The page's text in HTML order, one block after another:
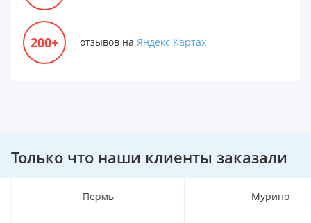
200+ отзывов на Яндекс Картах
Только что наши клиенты заказали
Пермь Мурино